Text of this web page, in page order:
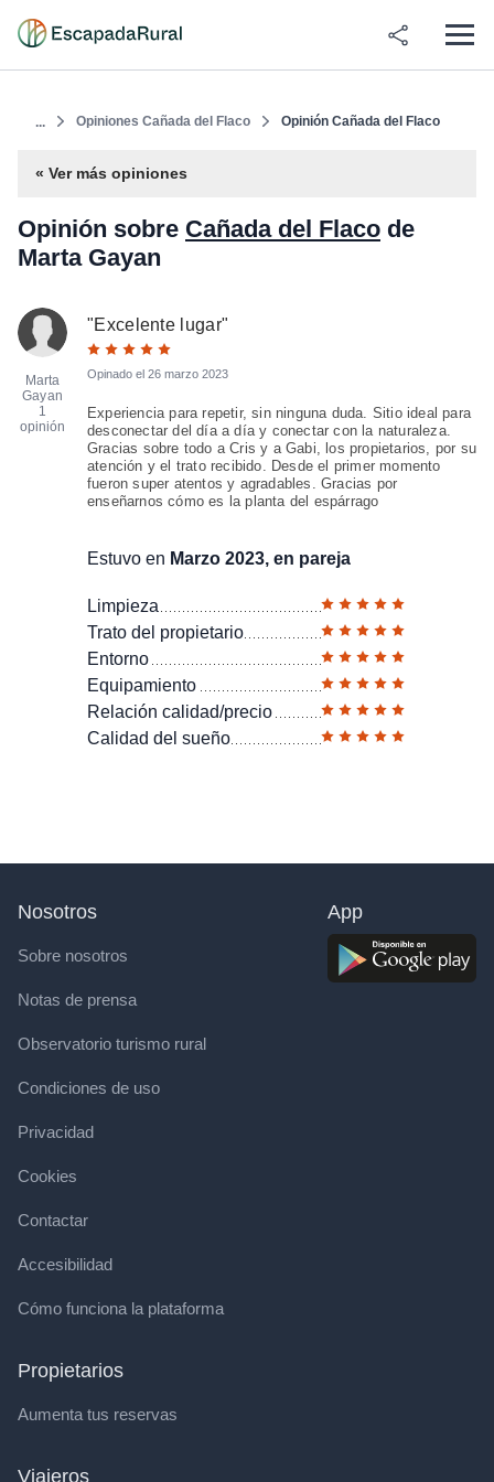
... Opiniones Cañada del Flaco Opinión Cañada del Flaco
« Ver más opiniones
Opinión sobre Cañada del Flaco de
Marta Gayan
Marta
Gayan
1
opinión
"Excelente lugar"
Opinado el 26 marzo 2023
Experiencia para repetir, sin ninguna duda. Sitio ideal para
desconectar del día a día y conectar con la naturaleza.
Gracias sobre todo a Cris y a Gabi, los propietarios, por su
atención y el trato recibido. Desde el primer momento
fueron super atentos y agradables. Gracias por
enseñarnos cómo es la planta del espárrago
Estuvo en Marzo 2023, en pareja
Limpieza
Trato del propietario
Entorno
Equipamiento
Relación calidad/precio
Calidad del sueño
Nosotros
Sobre nosotros
Notas de prensa
Observatorio turismo rural
Condiciones de uso
Privacidad
Cookies
Contactar
Accesibilidad
Cómo funciona la plataforma
Propietarios
Aumenta tus reservas
Viajeros
App